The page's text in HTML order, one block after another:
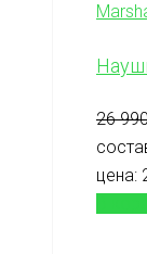
26
цена: